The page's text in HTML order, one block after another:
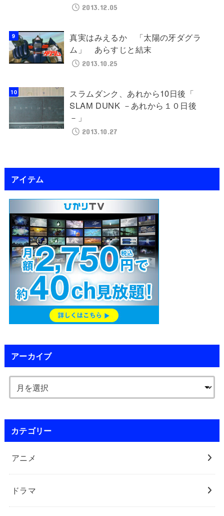
2013.12.05
真実はみえるか 「太陽の牙ダグラ
ム」 あらすじと結末
2013.10.25
スラムダンク、あれから10日後「
SLAM DUNK －あれから１０日後
－」
2013.10.27
アイテム
アーカイブ
カテゴリー
アニメ
ドラマ